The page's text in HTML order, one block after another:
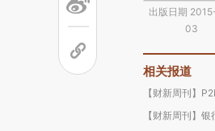
出版日期
03
相关报道
【财新周刊】
【财新周刊】